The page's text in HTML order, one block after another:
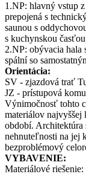
1.NP: hlavný vstup
prepojená s
saunou s
s kuchynskou
2.NP: obývacia hala
spální so
Orientácia:
SV - zjazdová trať
JZ - prístupová
Výnimočnosť tohto
materiálov
období. Architektúra
nehnuteľnosti na jej
bezproblémový
VYBAVENIE:
Materiálové